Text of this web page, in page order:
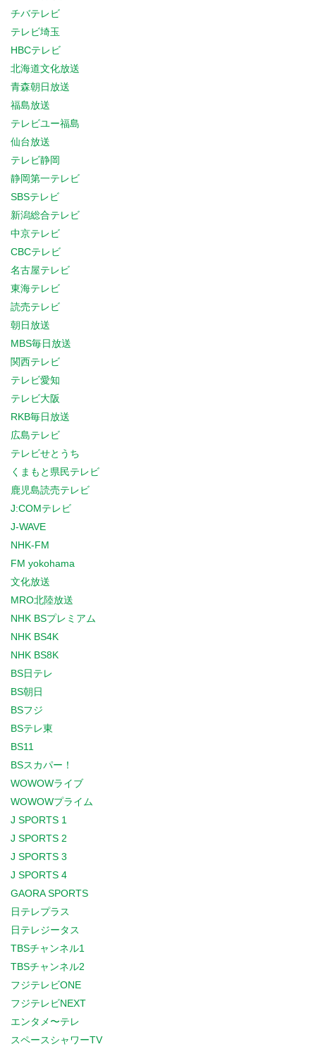
チバテレビ
テレビ埼玉
HBCテレビ
北海道文化放送
青森朝日放送
福島放送
テレビユー福島
仙台放送
テレビ静岡
静岡第一テレビ
SBSテレビ
新潟総合テレビ
中京テレビ
CBCテレビ
名古屋テレビ
東海テレビ
読売テレビ
朝日放送
MBS毎日放送
関西テレビ
テレビ愛知
テレビ大阪
RKB毎日放送
広島テレビ
テレビせとうち
くまもと県民テレビ
鹿児島読売テレビ
J:COMテレビ
J-WAVE
NHK-FM
FM yokohama
文化放送
MRO北陸放送
NHK BSプレミアム
NHK BS4K
NHK BS8K
BS日テレ
BS朝日
BSフジ
BSテレ東
BS11
BSスカパー！
WOWOWライブ
WOWOWプライム
J SPORTS 1
J SPORTS 2
J SPORTS 3
J SPORTS 4
GAORA SPORTS
日テレプラス
日テレジータス
TBSチャンネル1
TBSチャンネル2
フジテレビONE
フジテレビNEXT
エンタメ〜テレ
スペースシャワーTV